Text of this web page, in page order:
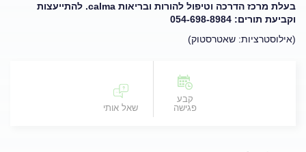
בעלת מרכז הדרכה וטיפול להורות ובריאות calma. להתייעצות
וקביעת תורים: 054-698-8984
(אילוסטרציות: שאטרסטוק)
קבע
פגישה
שאל אותי